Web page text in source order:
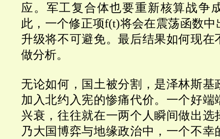
应。军工复合体也要重新核算战争
此，一个修正项f(t)将会在震荡函数
升级将不可避免。最后结果如何现在
做分析。
无论如何，国土被分割，是泽林斯基
加入北约入宪的惨痛代价。一个好端
兴衰，往往就在一两个人瞬间做出选
乃大国博弈与地缘政治中，一个不幸